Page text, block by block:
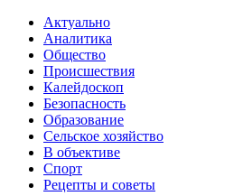
Актуально
Аналитика
Общество
Происшествия
Калейдоскоп
Безопасность
Образование
Сельское хозяйство
В объективе
Спорт
Рецепты и советы